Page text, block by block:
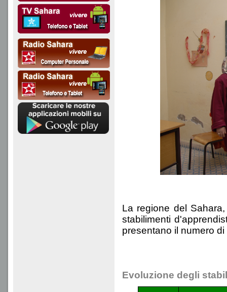
La regione del
stabilimenti
presentano il numero
Evoluzione degli